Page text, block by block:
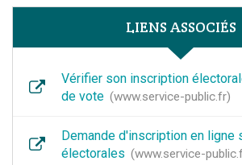
LIENS ASSOCIÉS
Vérifier son inscription
de vote
www.service-public.fr
Demande d'inscription en ligne
électorales
www.service-